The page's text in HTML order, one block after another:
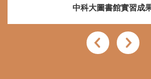
中科大圖書館實習成